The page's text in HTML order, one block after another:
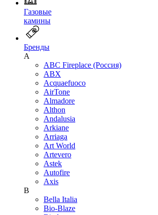
Газовые
камины
Бренды
A
ABC Fireplace (Россия)
ABX
Acquaefuoco
AirTone
Almadore
Althon
Andalusia
Arkiane
Arriaga
Art World
Artevero
Astek
Autofire
Axis
B
Bella Italia
Bio-Blaze